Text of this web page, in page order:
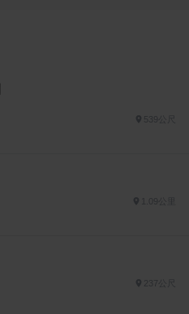
539公尺